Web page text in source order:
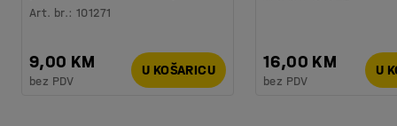
Art. br.:101271
9,00 KM
bez PDV
U KOŠARICU 16,00 KM
bez PDV
U